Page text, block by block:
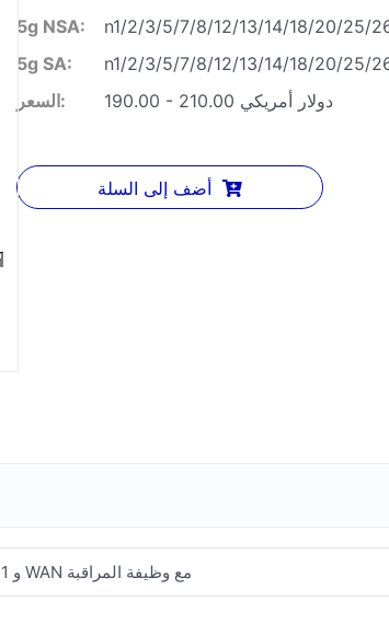
5g NSA:
n1/2/3/5/7/8/12/13/14/18/20/25/
5g SA:
n1/2/3/5/7/8/12/13/14/18/20/25/
السعر:
190.00 - 210.00 دولار أمريكي
أضف إلى السلة
راوتر صناعي 5G ثنائي الشريحة 4 منافذ LAN و 1 منفذ WAN مع وظيفة المراقبة